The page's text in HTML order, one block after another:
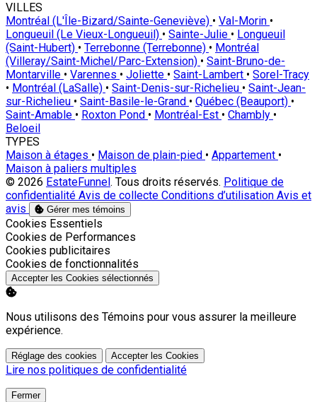
VILLES
Montréal (L'Île-Bizard/Sainte-Geneviève) • Val-Morin •
Longueuil (Le Vieux-Longueuil) • Sainte-Julie • Longueuil
(Saint-Hubert) • Terrebonne (Terrebonne) • Montréal
(Villeray/Saint-Michel/Parc-Extension) • Saint-Bruno-de-
Montarville • Varennes • Joliette • Saint-Lambert • Sorel-Tracy
• Montréal (LaSalle) • Saint-Denis-sur-Richelieu • Saint-Jean-
sur-Richelieu • Saint-Basile-le-Grand • Québec (Beauport) •
Saint-Amable • Roxton Pond • Montréal-Est • Chambly •
Beloeil
TYPES
Maison à étages • Maison de plain-pied • Appartement •
Maison à paliers multiples
© 2026 EstateFunnel. Tous droits réservés. Politique de
confidentialité Avis de collecte Conditions d’utilisation Avis et
avis
Gérer mes témoins
Activer
Cookies Essentiels
Activer
Cookies de Performances
Activer
Cookies publicitaires
Activer
Cookies de fonctionnalités
Accepter les Cookies sélectionnés
Nous utilisons des Témoins pour vous assurer la meilleure
expérience.
Réglage des cookies Accepter les Cookies
Lire nos politiques de confidentialité
Fermer